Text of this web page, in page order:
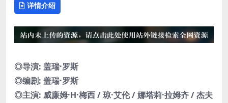
详情介绍
◎导演: 盖瑞·罗斯
◎编剧: 盖瑞·罗斯
◎主演: 威廉姆·H·梅西 / 琼·艾伦 / 娜塔莉·拉姆齐 / 杰夫